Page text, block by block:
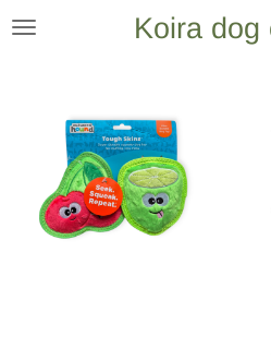
Ga
hoofdinhoud
Koira dog